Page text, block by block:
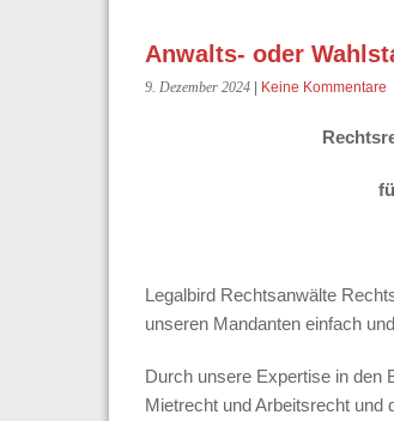
Anwalts- oder
9. Dezember 2024 Keine Kommentare
Legalbird Rechtsanwälte
unseren Mandanten einfach
Durch unsere Expertise in den
Mietrecht und Arbeitsrecht und